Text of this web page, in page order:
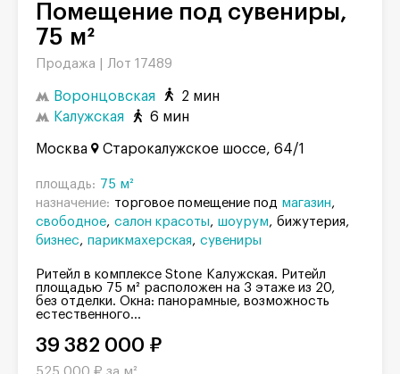
Помещение под сувениры,
75 м²
Продажа | Лот 17489
Воронцовская
2 мин
Калужская
6 мин
Москва Старокалужское шоссе, 64/1
площадь: 75 м²
назначение: торговое помещение под магазин
свободное салон красоты шоурум
бижутерия
бизнес
парикмахерская сувениры
Ритейл в комплексе Stone Калужская. Ритейл
площадью 75 м² расположен на 3 этаже из 20,
без отделки. Окна: панорамные, возможность
естественного...
39 382 000 ₽